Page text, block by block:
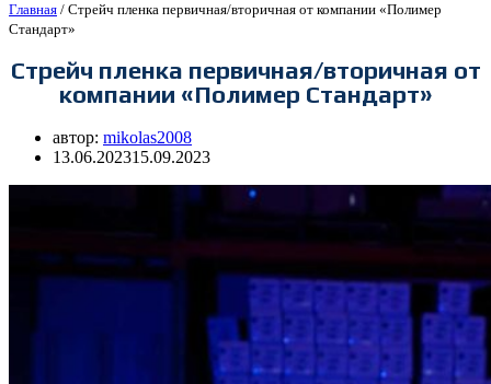
Главная / Стрейч пленка первичная/вторичная от компании «Полимер
Стандарт»
Стрейч пленка первичная/вторичная от
компании «Полимер Стандарт»
автор: mikolas2008
13.06.202315.09.2023